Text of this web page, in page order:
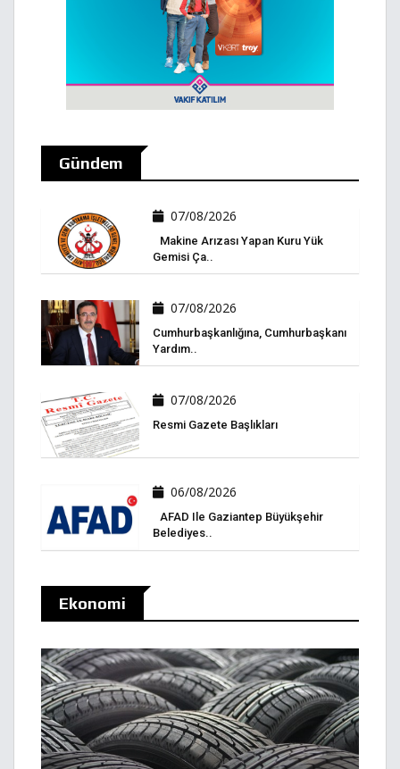
Gündem
07/08/2026
Makine Arızası Yapan Kuru Yük
Gemisi Ça..
07/08/2026
Cumhurbaşkanlığına, Cumhurbaşkanı
Yardım..
07/08/2026
Resmi Gazete Başlıkları
06/08/2026
AFAD Ile Gaziantep Büyükşehir
Belediyes..
Ekonomi